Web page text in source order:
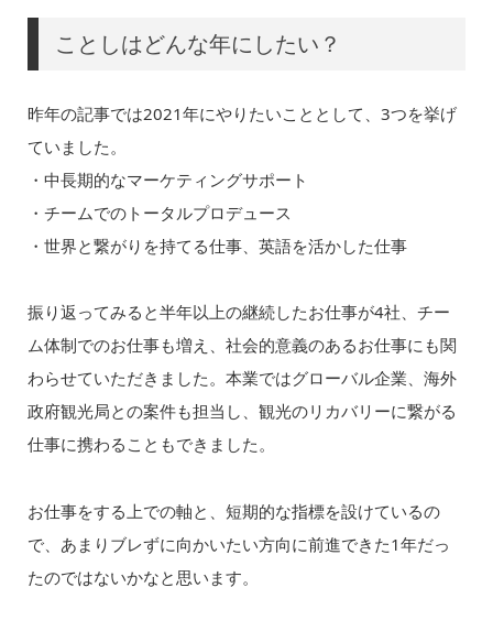
ことしはどんな年にしたい？
昨年の記事では2021年にやりたいこととして、3つを挙げ
ていました。
・中長期的なマーケティングサポート
・チームでのトータルプロデュース
・世界と繋がりを持てる仕事、英語を活かした仕事
振り返ってみると半年以上の継続したお仕事が4社、チー
ム体制でのお仕事も増え、社会的意義のあるお仕事にも関
わらせていただきました。本業ではグローバル企業、海外
政府観光局との案件も担当し、観光のリカバリーに繋がる
仕事に携わることもできました。
お仕事をする上での軸と、短期的な指標を設けているの
で、あまりブレずに向かいたい方向に前進できた1年だっ
たのではないかなと思います。